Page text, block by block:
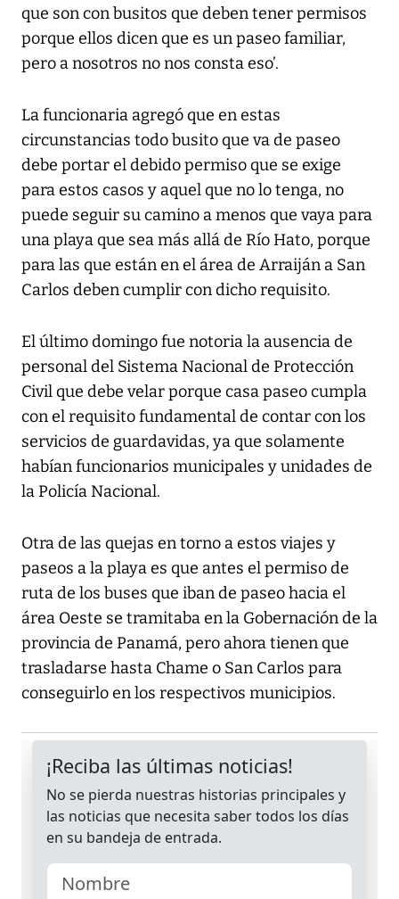
que son con busitos que deben tener permisos
porque ellos dicen que es un paseo familiar,
pero a nosotros no nos consta eso’.
La funcionaria agregó que en estas
circunstancias todo busito que va de paseo
debe portar el debido permiso que se exige
para estos casos y aquel que no lo tenga, no
puede seguir su camino a menos que vaya para
una playa que sea más allá de Río Hato, porque
para las que están en el área de Arraiján a San
Carlos deben cumplir con dicho requisito.
El último domingo fue notoria la ausencia de
personal del Sistema Nacional de Protección
Civil que debe velar porque casa paseo cumpla
con el requisito fundamental de contar con los
servicios de guardavidas, ya que solamente
habían funcionarios municipales y unidades de
la Policía Nacional.
Otra de las quejas en torno a estos viajes y
paseos a la playa es que antes el permiso de
ruta de los buses que iban de paseo hacia el
área Oeste se tramitaba en la Gobernación de la
provincia de Panamá, pero ahora tienen que
trasladarse hasta Chame o San Carlos para
conseguirlo en los respectivos municipios.